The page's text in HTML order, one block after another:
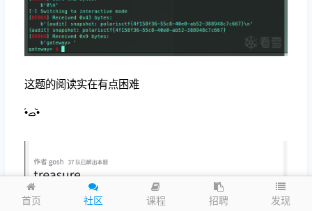
首页 社区 课程 招聘 发现
这题的阅读实在有点困难
•᷄ࡇ•᷅